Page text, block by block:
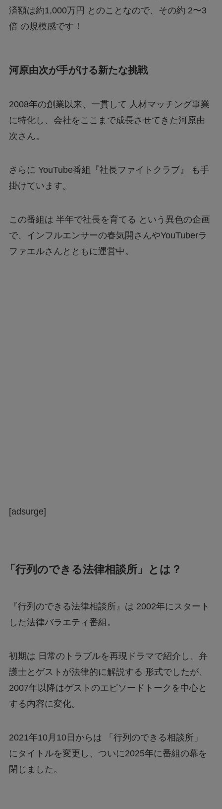
済額は約1,000万円 とのことなので、その約 2〜3
倍 の規模感です！
河原由次が手がける新たな挑戦
2008年の創業以来、一貫して 人材マッチング事業
に特化し、会社をここまで成長させてきた河原由
次さん。
さらに YouTube番組『社長ファイトクラブ』 も手
掛けています。
この番組は 半年で社長を育てる という異色の企画
で、インフルエンサーの春気開さんやYouTuberラ
ファエルさんとともに運営中。
[adsurge]
「行列のできる法律相談所」とは？
『行列のできる法律相談所』は 2002年にスタート
した法律バラエティ番組。
初期は 日常のトラブルを再現ドラマで紹介し、弁
護士とゲストが法律的に解説する 形式でしたが、
2007年以降はゲストのエピソードトークを中心と
する内容に変化。
2021年10月10日からは 「行列のできる相談所」
にタイトルを変更し、ついに2025年に番組の幕を
閉じました。